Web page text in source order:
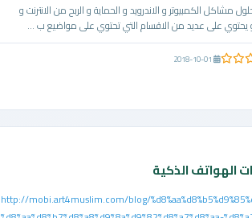
الكمبيوتر و الاندرويد و الحماية و الربح من الانترنت و
على عديد من الاقسام التي تحتوي على مواضيع ب ...
2018-10-01
الذكية
http://mobi.art4muslim.com/blog/